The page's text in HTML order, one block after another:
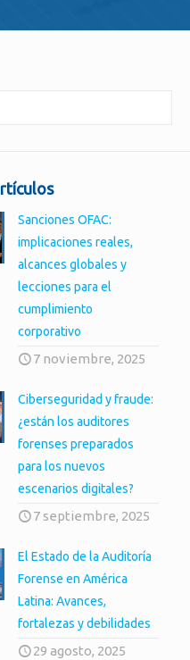
Sanciones OFAC:
implicaciones reales,
alcances globales y
lecciones para el
cumplimiento
corporativo
7 noviembre, 2025
Ciberseguridad y fraude:
¿están los auditores
forenses preparados
para los nuevos
escenarios digitales?
7 septiembre, 2025
El Estado de la Auditoría
Forense en América
Latina: Avances,
fortalezas y debilidades
29 agosto, 2025